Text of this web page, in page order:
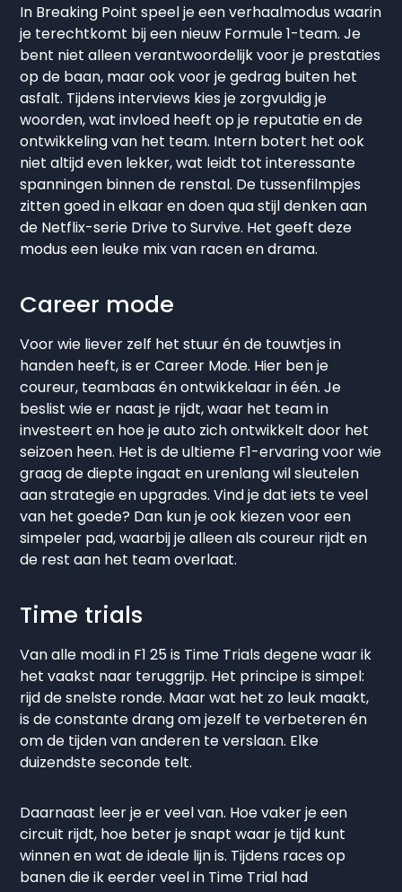
In Breaking Point speel je een verhaalmodus waarin
je terechtkomt bij een nieuw Formule 1-team. Je
bent niet alleen verantwoordelijk voor je prestaties
op de baan, maar ook voor je gedrag buiten het
asfalt. Tijdens interviews kies je zorgvuldig je
woorden, wat invloed heeft op je reputatie en de
ontwikkeling van het team. Intern botert het ook
niet altijd even lekker, wat leidt tot interessante
spanningen binnen de renstal. De tussenfilmpjes
zitten goed in elkaar en doen qua stijl denken aan
de Netflix-serie Drive to Survive. Het geeft deze
modus een leuke mix van racen en drama.
Career mode
Voor wie liever zelf het stuur én de touwtjes in
handen heeft, is er Career Mode. Hier ben je
coureur, teambaas én ontwikkelaar in één. Je
beslist wie er naast je rijdt, waar het team in
investeert en hoe je auto zich ontwikkelt door het
seizoen heen. Het is de ultieme F1-ervaring voor wie
graag de diepte ingaat en urenlang wil sleutelen
aan strategie en upgrades. Vind je dat iets te veel
van het goede? Dan kun je ook kiezen voor een
simpeler pad, waarbij je alleen als coureur rijdt en
de rest aan het team overlaat.
Time trials
Van alle modi in F1 25 is Time Trials degene waar ik
het vaakst naar teruggrijp. Het principe is simpel:
rijd de snelste ronde. Maar wat het zo leuk maakt,
is de constante drang om jezelf te verbeteren én
om de tijden van anderen te verslaan. Elke
duizendste seconde telt.
Daarnaast leer je er veel van. Hoe vaker je een
circuit rijdt, hoe beter je snapt waar je tijd kunt
winnen en wat de ideale lijn is. Tijdens races op
banen die ik eerder veel in Time Trial had